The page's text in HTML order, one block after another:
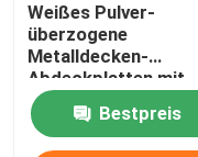
Weißes Pulver-
überzogene
Metalldecken-
Abdeckplatten mit
blauer Plastikglatter
Rahmen-
SchlüsselFalltür
Bestpreis